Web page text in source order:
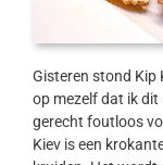
Gisteren stond Kip
op mezelf dat ik
gerecht foutloos
Kiev is een